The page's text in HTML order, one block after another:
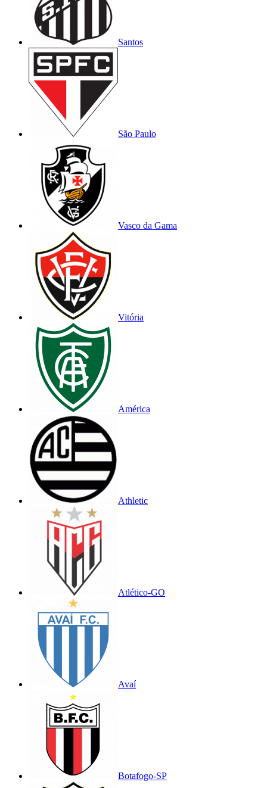
Santos
São Paulo
Vasco da Gama
Vitória
América
Athletic
Atlético-GO
Avaí
Botafogo-SP